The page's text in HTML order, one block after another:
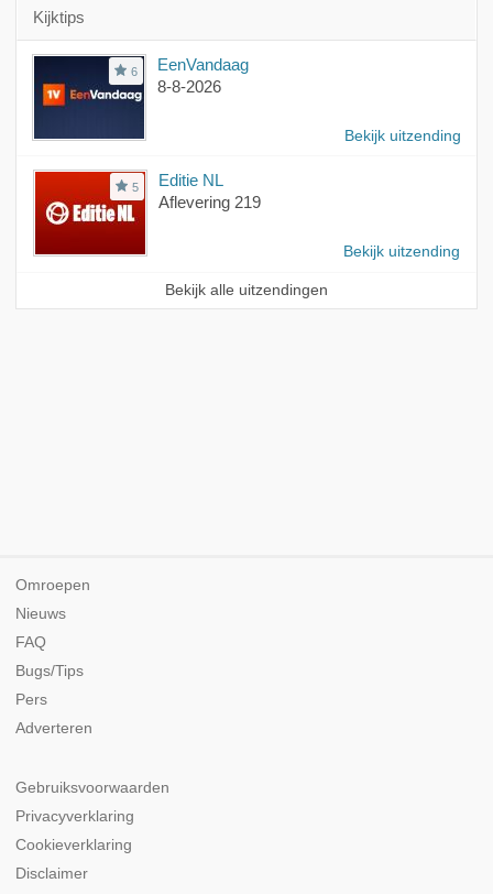
Kijktips
6
EenVandaag
8-8-2026
Bekijk uitzending
5
Editie NL
Aflevering 219
Bekijk uitzending
Bekijk alle uitzendingen
Omroepen
Nieuws
FAQ
Bugs/Tips
Pers
Adverteren
Gebruiksvoorwaarden
Privacyverklaring
Cookieverklaring
Disclaimer